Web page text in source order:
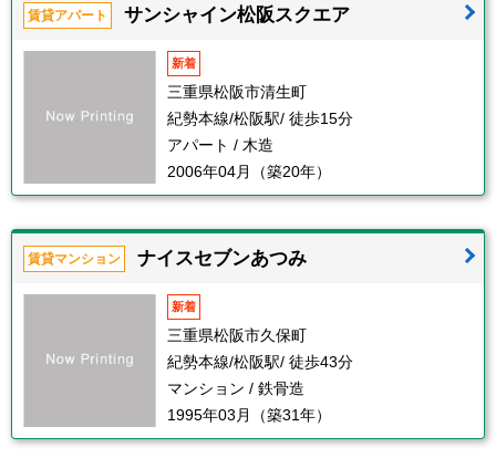
賃貸アパート サンシャイン松阪スクエア
新着
三重県松阪市清生町
紀勢本線/松阪駅/ 徒歩15分
アパート / 木造
2006年04月（築20年）
賃貸マンション ナイスセブンあつみ
新着
三重県松阪市久保町
紀勢本線/松阪駅/ 徒歩43分
マンション / 鉄骨造
1995年03月（築31年）